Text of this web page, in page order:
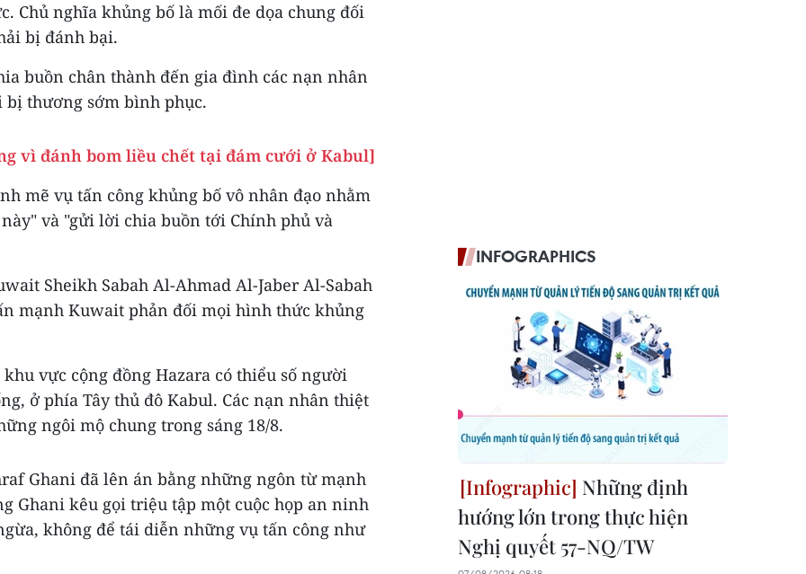
Chủ nghĩa khủng bố là mối đe dọa chung đối
bị đánh bại.
buồn chân thành đến gia đình các nạn nhân
thương sớm bình phục.
vì đánh bom liều chết tại đám cưới ở Kabul]
mẽ vụ tấn công khủng bố vô nhân đạo nhằm
và "gửi lời chia buồn tới Chính phủ và
Sheikh Sabah Al-Ahmad Al-Jaber Al-Sabah
mạnh Kuwait phản đối mọi hình thức khủng
vực cộng đồng Hazara có thiểu số người
ở phía Tây thủ đô Kabul. Các nạn nhân thiệt
ngôi mộ chung trong sáng 18/8.
Ghani đã lên án bằng những ngôn từ mạnh
Ghani kêu gọi triệu tập một cuộc họp an ninh
không để tái diễn những vụ tấn công như
INFOGRAPHICS
Những định
hướng lớn trong thực hiện
Nghị quyết 57-NQ/TW